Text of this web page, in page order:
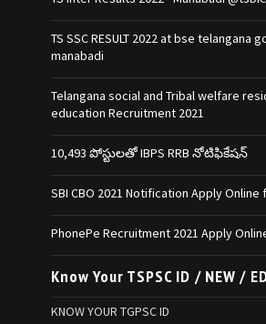
TS SSC RESULT 2022 at bse telangana
manabadi
Telangana social and Tribal welfare
education Recruitment 2021
10,493 పోస్టులతో IBPS RRB నోటిఫికేషన్‌
SBI CBO 2021 Notification Apply Online
PhonePe Recruitment 2021 Apply
Know Your TSPSC ID / NEW /
KNOW YOUR TGPSC ID